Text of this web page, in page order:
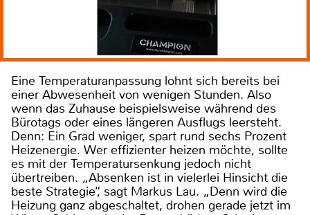
Eine Temperaturanpassung lohnt sich bereits bei
einer Abwesenheit von wenigen Stunden. Also
wenn das Zuhause beispielsweise während des
Bürotags oder eines längeren Ausflugs leersteht.
Denn: Ein Grad weniger, spart rund sechs Prozent
Heizenergie. Wer effizienter heizen möchte, sollte
es mit der Temperatursenkung jedoch nicht
übertreiben. „Absenken ist in vielerlei Hinsicht die
beste Strategie“, sagt Markus Lau. „Denn wird die
Heizung ganz abgeschaltet, drohen gerade jetzt im